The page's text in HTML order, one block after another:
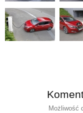
Możliwość